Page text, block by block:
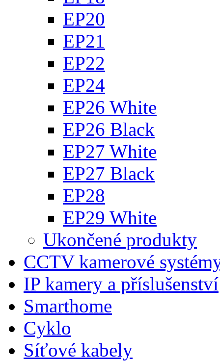
EP20
EP21
EP22
EP24
EP26 White
EP26 Black
EP27 White
EP27 Black
EP28
EP29 White
Ukončené produkty
CCTV kamerové
IP kamery a příslušenství
Smarthome
Cyklo
Síťové kabely